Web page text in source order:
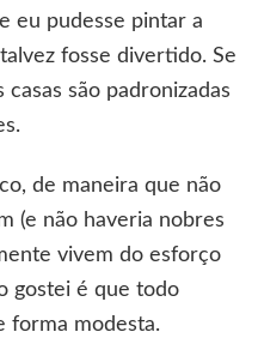
eu pudesse pintar a
fosse divertido. Se
são padronizadas
de maneira que não
(e não haveria nobres
vivem do esforço
gostei é que todo
forma modesta.